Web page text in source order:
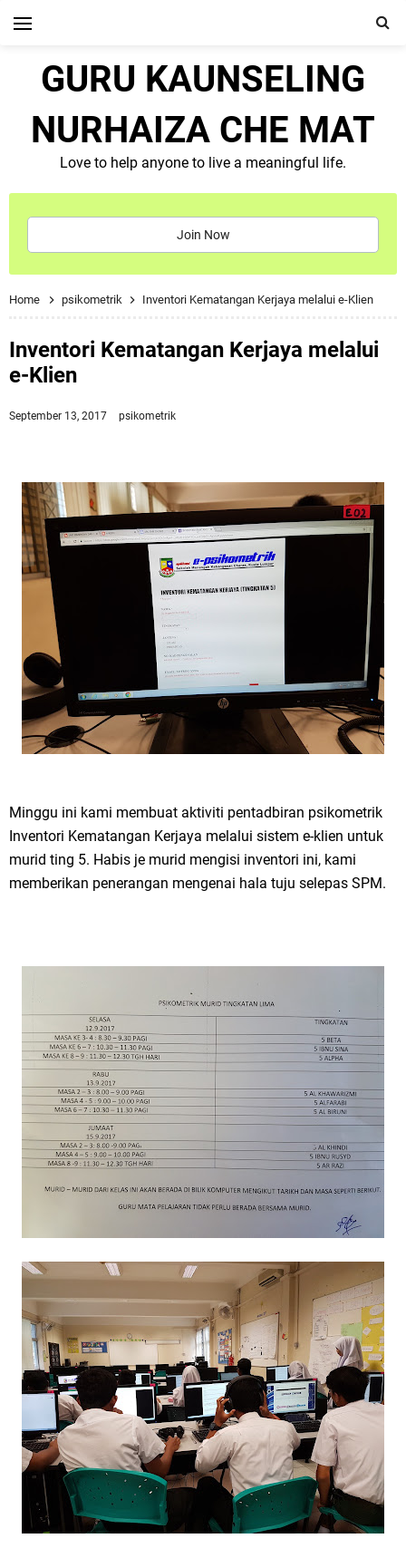
GURU KAUNSELING
NURHAIZA CHE MAT
Love to help anyone to live a meaningful life.
Join Now
Home psikometrik Inventori Kematangan Kerjaya melalui e-Klien
Inventori Kematangan Kerjaya melalui
e-Klien
September 13, 2017 psikometrik
Minggu ini kami membuat aktiviti pentadbiran psikometrik
Inventori Kematangan Kerjaya melalui sistem e-klien untuk
murid ting 5. Habis je murid mengisi inventori ini, kami
memberikan penerangan mengenai hala tuju selepas SPM.